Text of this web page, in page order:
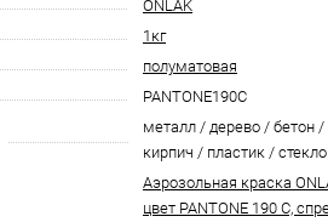
ONLAK
1кг
полуматовая
PANTONE190C
металл / дерево / бетон /
кирпич / пластик / стекло
Аэрозольная краска
цвет PANTONE 190 C,